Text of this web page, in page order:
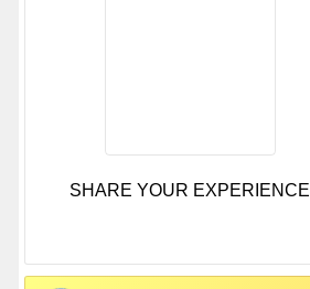
SHARE YOUR EXPERIENCE